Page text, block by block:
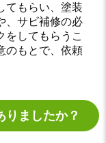
てもらい、塗装
、サビ補修の必
をしてもらうこ
のもとで、依頼
りましたか？